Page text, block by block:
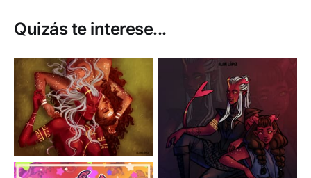
Quizás te interese...